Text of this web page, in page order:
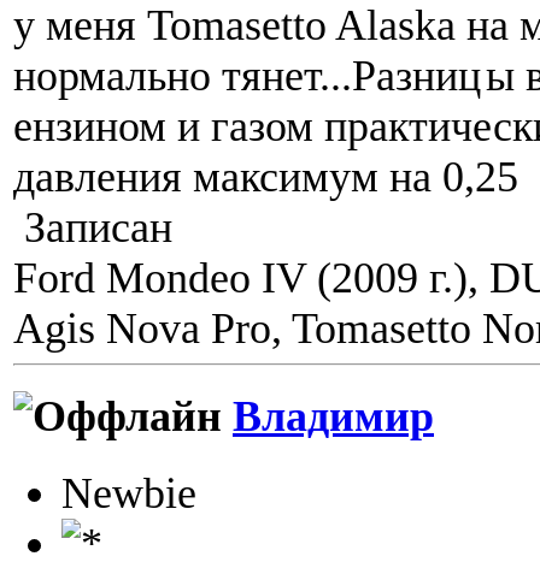
у меня Tomasetto Alaska на
нормально тянет...Разницы
ензином и газом
давления максимум на 0,25
Записан
Ford Mondeo IV (2009 г.),
Agis Nova Pro, Tomasetto
Владимир
Newbie